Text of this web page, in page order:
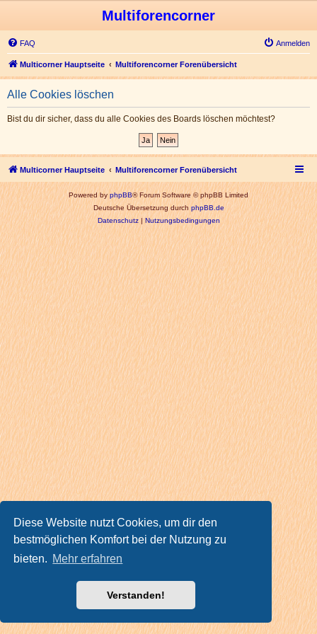
Diese Website nutzt Cookies, um dir den
bestmöglichen Komfort bei der Nutzung zu
bieten. Mehr erfahren
Verstanden!
Multiforencorner
FAQ Anmelden
Multicorner Hauptseite Multiforencorner Forenübersicht
Alle Cookies löschen
Bist du dir sicher, dass du alle Cookies des Boards löschen möchtest?
Multicorner Hauptseite Multiforencorner Forenübersicht
Powered byphpBB® Forum Software © phpBB Limited
Deutsche Übersetzung durchphpBB.de
Datenschutz|Nutzungsbedingungen